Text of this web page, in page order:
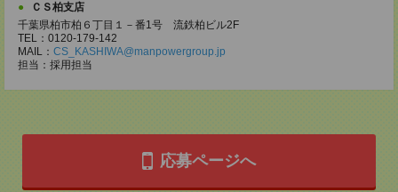
ＣＳ柏支店
千葉県柏市柏６丁目１－番1号 流鉄柏ビル2F
TEL：0120-179-142
MAIL： CS_KASHIWA@manpowergroup.jp
担当：採用担当
応募ページへ